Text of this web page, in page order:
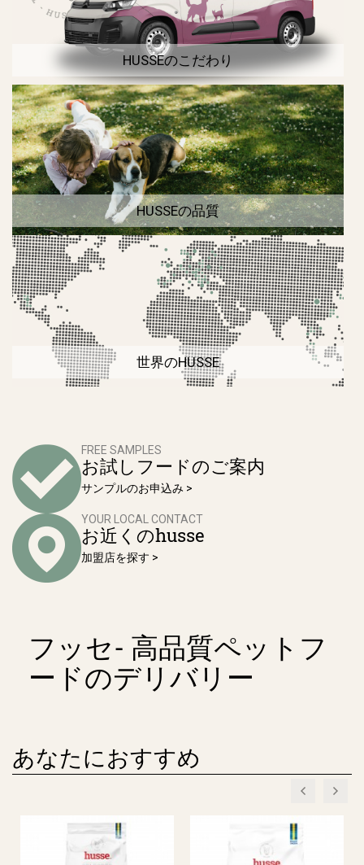
HUSSEのこだわり
HUSSEの品質
世界のHUSSE
FREE SAMPLES
お試しフードのご案内
サンプルのお申込み >
YOUR LOCAL CONTACT
お近くのhusse
加盟店を探す >
フッセ- 高品質ペットフ
ードのデリバリー
あなたにおすすめ